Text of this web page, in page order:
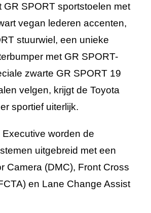
GR SPORT sportstoelen met
vegan lederen accenten,
stuurwiel, een unieke
met GR SPORT-
zwarte GR SPORT 19
velgen, krijgt de Toyota
sportief uiterlijk.
Executive worden de
uitgebreid met een
Camera (DMC), Front Cross
en Lane Change Assist